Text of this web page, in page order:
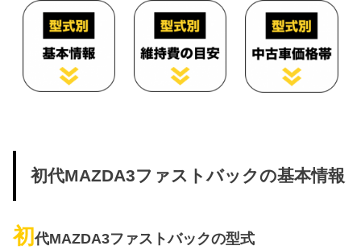
初代MAZDA3ファストバックの基本情報
初代MAZDA3ファストバックの型式